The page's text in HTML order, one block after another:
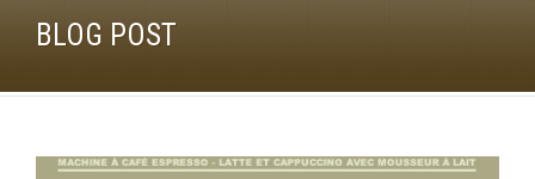
BLOG POST